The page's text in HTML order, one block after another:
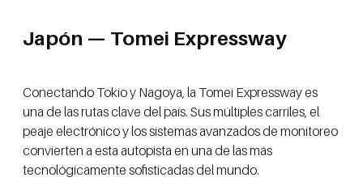
Japón — Tomei Expressway
Conectando Tokio y Nagoya, la Tomei Expressway es
una de las rutas clave del país. Sus múltiples carriles, el
peaje electrónico y los sistemas avanzados de monitoreo
convierten a esta autopista en una de las más
tecnológicamente sofisticadas del mundo.